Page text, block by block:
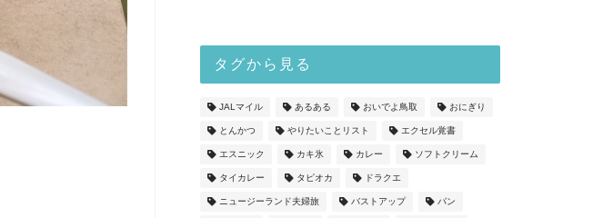
タグから見る
JALマイル あるある おいでよ鳥取 おにぎり
とんかつ やりたいことリスト エクセル覚書
エスニック カキ氷 カレー ソフトクリーム
タイカレー タピオカ ドラクエ
ニュージーランド夫婦旅 バストアップ パン